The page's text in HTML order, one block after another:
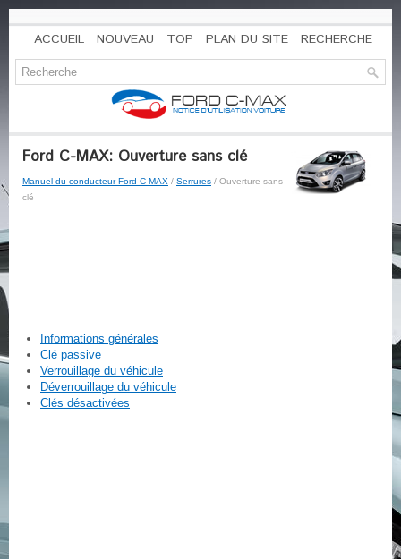
ACCUEIL NOUVEAU TOP PLAN DU SITE RECHERCHE
Ford C-MAX: Ouverture sans clé
Manuel du conducteur Ford C-MAX / Serrures / Ouverture sans
clé
Informations générales
Clé passive
Verrouillage du véhicule
Déverrouillage du véhicule
Clés désactivées